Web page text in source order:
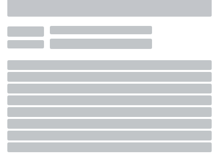
SPORTS
28 Novembre 2025
AUTOR
nss sports
1995 legte der ikonische und umstritteneLuciano Gaucci
den Grundstein, um seinenPerugia Calcioins Paradies zu
bringen. Zur Geschäftsleitung des Clubs gehörte auch sein
ältester Sohn Alessandro, der zu dieser Zeit die Position des
Vorstandsvorsitzenden innehatte.Neben den Zielen von